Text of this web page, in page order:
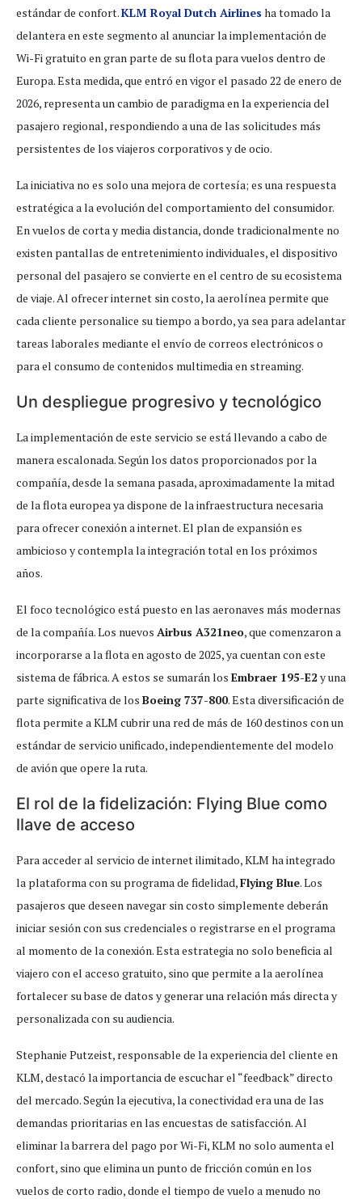
estándar de confort.KLM Royal Dutch Airlines ha tomado la
delantera en este segmento al anunciar la implementación de
Wi-Fi gratuito en gran parte de su flota para vuelos dentro de
Europa. Esta medida, que entró en vigor el pasado 22 de enero de
2026, representa un cambio de paradigma en la experiencia del
pasajero regional, respondiendo a una de las solicitudes más
persistentes de los viajeros corporativos y de ocio.
La iniciativa no es solo una mejora de cortesía; es una respuesta
estratégica a la evolución del comportamiento del consumidor.
En vuelos de corta y media distancia, donde tradicionalmente no
existen pantallas de entretenimiento individuales, el dispositivo
personal del pasajero se convierte en el centro de su ecosistema
de viaje. Al ofrecer internet sin costo, la aerolínea permite que
cada cliente personalice su tiempo a bordo, ya sea para adelantar
tareas laborales mediante el envío de correos electrónicos o
para el consumo de contenidos multimedia en streaming.
Un despliegue progresivo y tecnológico
La implementación de este servicio se está llevando a cabo de
manera escalonada. Según los datos proporcionados por la
compañía, desde la semana pasada, aproximadamente la mitad
de la flota europea ya dispone de la infraestructura necesaria
para ofrecer conexión a internet. El plan de expansión es
ambicioso y contempla la integración total en los próximos
años.
El foco tecnológico está puesto en las aeronaves más modernas
de la compañía. Los nuevos Airbus A321neo, que comenzaron a
incorporarse a la flota en agosto de 2025, ya cuentan con este
sistema de fábrica. A estos se sumarán los Embraer 195-E2y una
parte significativa de los Boeing 737-800. Esta diversificación de
flota permite a KLM cubrir una red de más de 160 destinos con un
estándar de servicio unificado, independientemente del modelo
de avión que opere la ruta.
El rol de la fidelización: Flying Blue como
llave de acceso
Para acceder al servicio de internet ilimitado, KLM ha integrado
la plataforma con su programa de fidelidad,Flying Blue. Los
pasajeros que deseen navegar sin costo simplemente deberán
iniciar sesión con sus credenciales o registrarse en el programa
al momento de la conexión. Esta estrategia no solo beneficia al
viajero con el acceso gratuito, sino que permite a la aerolínea
fortalecer su base de datos y generar una relación más directa y
personalizada con su audiencia.
Stephanie Putzeist, responsable de la experiencia del cliente en
KLM, destacó la importancia de escuchar el “feedback” directo
del mercado. Según la ejecutiva, la conectividad era una de las
demandas prioritarias en las encuestas de satisfacción. Al
eliminar la barrera del pago por Wi-Fi, KLM no solo aumenta el
confort, sino que elimina un punto de fricción común en los
vuelos de corto radio, donde el tiempo de vuelo a menudo no